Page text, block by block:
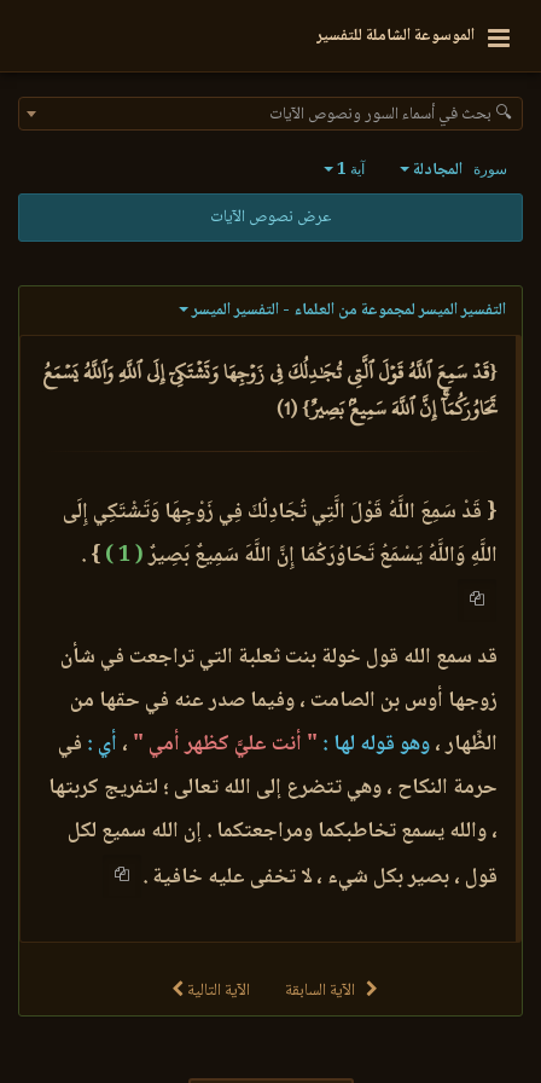
الموسوعة الشاملة للتفسير
🔍 بحث في أسماء السور ونصوص الآيات
سورة المجادلة آية 1
عرض نصوص الآيات
التفسير الميسر لمجموعة من العلماء - التفسير الميسر
{قَدۡ سَمِعَ ٱللَّهُ قَوۡلَ ٱلَّتِي تُجَٰدِلُكَ فِي زَوۡجِهَا وَتَشۡتَكِيٓ إِلَى ٱللَّهِ وَٱللَّهُ يَسۡمَعُ
تَحَاوُرَكُمَآۚ إِنَّ ٱللَّهَ سَمِيعُۢ بَصِيرٌ} (1)
{ قَدْ سَمِعَ اللَّهُ قَوْلَ الَّتِي تُجَادِلُكَ فِي زَوْجِهَا وَتَشْتَكِي إِلَى
اللَّهِ وَاللَّهُ يَسْمَعُ تَحَاوُرَكُمَا إِنَّ اللَّهَ سَمِيعٌ بَصِيرٌ( 1 )
} .
قد سمع الله قول خولة بنت ثعلبة التي تراجعت في شأن
زوجها أوس بن الصامت ، وفيما صدر عنه في حقها من
الظِّهار ،وهو قوله لها : " أنت عليَّ كظهر أمي " ، أي : في
حرمة النكاح ، وهي تتضرع إلى الله تعالى ؛ لتفريج كربتها
، والله يسمع تخاطبكما ومراجعتكما . إن الله سميع لكل
قول ، بصير بكل شيء ، لا تخفى عليه خافية .
الآية السابقة الآية التالية